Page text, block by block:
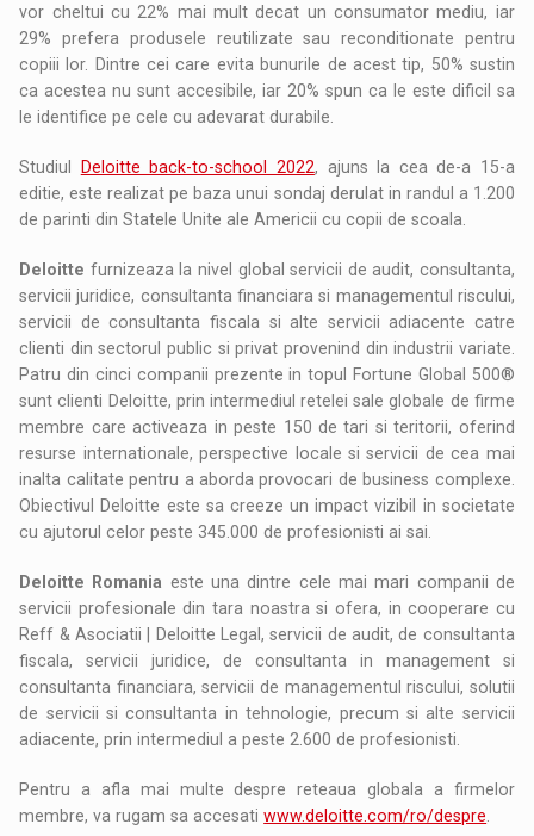
vor cheltui cu 22% mai mult decat un consumator mediu, iar
29% prefera produsele reutilizate sau reconditionate pentru
copiii lor. Dintre cei care evita bunurile de acest tip, 50% sustin
ca acestea nu sunt accesibile, iar 20% spun ca le este dificil sa
le identifice pe cele cu adevarat durabile.
Studiul Deloitte back-to-school 2022, ajuns la cea de-a 15-a
editie, este realizat pe baza unui sondaj derulat in randul a 1.200
de parinti din Statele Unite ale Americii cu copii de scoala.
Deloitte furnizeaza la nivel global servicii de audit, consultanta,
servicii juridice, consultanta financiara si managementul riscului,
servicii de consultanta fiscala si alte servicii adiacente catre
clienti din sectorul public si privat provenind din industrii variate.
Patru din cinci companii prezente in topul Fortune Global 500®
sunt clienti Deloitte, prin intermediul retelei sale globale de firme
membre care activeaza in peste 150 de tari si teritorii, oferind
resurse internationale, perspective locale si servicii de cea mai
inalta calitate pentru a aborda provocari de business complexe.
Obiectivul Deloitte este sa creeze un impact vizibil in societate
cu ajutorul celor peste 345.000 de profesionisti ai sai.
Deloitte Romania este una dintre cele mai mari companii de
servicii profesionale din tara noastra si ofera, in cooperare cu
Reff & Asociatii | Deloitte Legal, servicii de audit, de consultanta
fiscala, servicii juridice, de consultanta in management si
consultanta financiara, servicii de managementul riscului, solutii
de servicii si consultanta in tehnologie, precum si alte servicii
adiacente, prin intermediul a peste 2.600 de profesionisti.
Pentru a afla mai multe despre reteaua globala a firmelor
membre, va rugam sa accesatiwww.deloitte.com/ro/despre